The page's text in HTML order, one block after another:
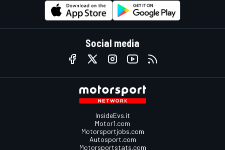
Social media
InsideEvs.it
Motor1.com
Motorsportjobs.com
Autosport.com
Motorsportstats.com